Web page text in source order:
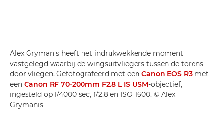
Alex Grymanis heeft het indrukwekkende moment
vastgelegd waarbij de wingsuitvliegers tussen de torens
door vliegen. Gefotografeerd met een Canon EOS R3 met
een Canon RF 70-200mm F2.8 L IS USM-objectief,
ingesteld op 1/4000 sec, f/2.8 en ISO 1600. © Alex
Grymanis